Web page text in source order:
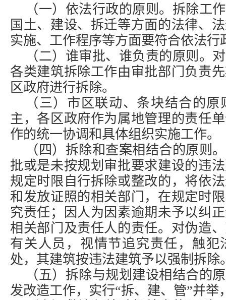
（一）依法行政的原则。拆除工
国土、建设、拆迁等方面的法律、
实施、工作程序等方面要符合依法行
（二）谁审批、谁负责的原则。
各类建筑拆除工作由审批部门负责
区政府进行拆除。
（三）市区联动、条块结合的
主，各区政府作为属地管理的责任
作的统一协调和具体组织实施工作。
（四）拆除和查案相结合的原则
批或是未按规划审批要求建设的违
规定时限自行拆除或整改的，将依
和发放证照的相关部门，在规定时
究责任；因人为因素逾期未予以纠
相关部门及责任人的责任。对伪造
有关人员，视情节追究责任，触犯
处，其建筑按违法建筑予以强制拆除
（五）拆除与规划建设相结合的
发改造工作，实行“拆、建、管”并举